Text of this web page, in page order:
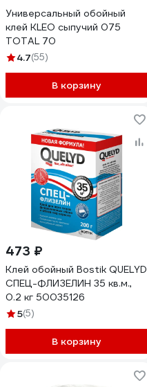
Универсальный обойный
клей KLEO сыпучий 075
TOTAL 70
4.7(55)
В корзину
473 ₽
Клей обойный Bostik QUELYD
СПЕЦ-ФЛИЗЕЛИН 35 кв.м.,
0.2 кг 50035126
5(5)
В корзину